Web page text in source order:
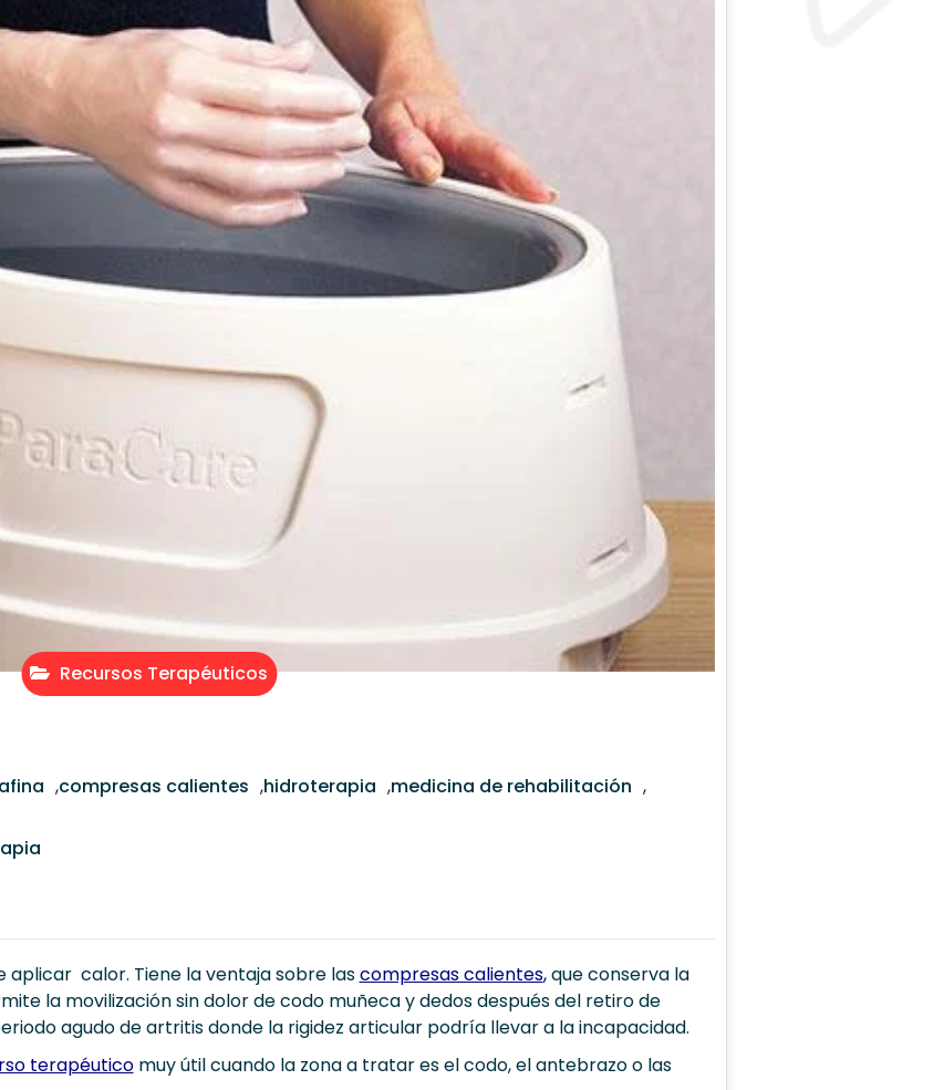
Recursos Terapéuticos
,compresas calientes ,hidroterapia ,medicina de rehabilitación ,
aplicar calor. Tiene la ventaja sobre lascompresas calientes,que conserva la
la movilización sin dolor de codo muñeca y dedos después del retiro de
agudo de artritis donde la rigidez articular podría llevar a la incapacidad.
terapéuticomuy útil cuando la zona a tratar es el codo, el antebrazo o las